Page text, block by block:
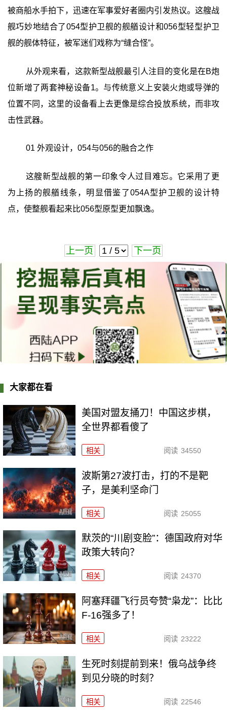
被商船水手拍下，迅速在军事爱好者圈内引发热议。这艘战
舰巧妙地结合了054型护卫舰的舰艏设计和056型轻型护卫
舰的舰体特征，被军迷们戏称为“缝合怪”。
从外观来看，这款新型战舰最引人注目的变化是在B炮
位新增了两套神秘设备1。与传统意义上安装火炮或导弹的
位置不同，这里的设备看上去更像是综合投放系统，而非攻
击性武器。
01 外观设计，054与056的融合之作
这艘新型战舰的第一印象令人过目难忘。它采用了更
为上扬的舰艏线条，明显借鉴了054A型护卫舰的设计特
点，使整舰看起来比056型原型更加飘逸。
上一页 下一页
大家都在看
美国对盟友捅刀！中国这步棋，
全世界都看傻了
相关 阅读 34550
波斯第27波打击，打的不是靶
子，是美利坚命门
相关 阅读 25055
默茨的“川剧变脸”：德国政府对华
政策大转向？
相关 阅读 24370
阿塞拜疆飞行员夸赞“枭龙”：比比
F-16强多了！
相关 阅读 23222
生死时刻提前到来！俄乌战争终
到见分晓的时刻？
相关 阅读 22546